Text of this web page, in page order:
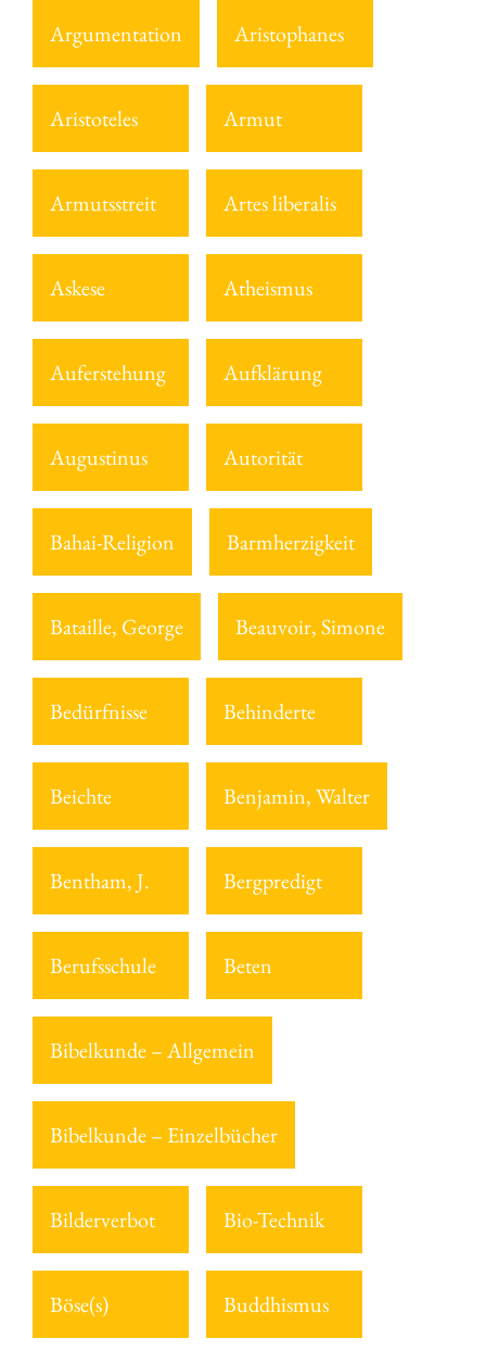
Argumentation Aristophanes
Aristoteles Armut
Armutsstreit Artes liberalis
Askese Atheismus
Auferstehung Aufklärung
Augustinus Autorität
Bahai-Religion Barmherzigkeit
Bataille, George Beauvoir, Simone
Bedürfnisse Behinderte
Beichte Benjamin, Walter
Bentham, J. Bergpredigt
Berufsschule Beten
Bibelkunde – Allgemein
Bibelkunde – Einzelbücher
Bilderverbot Bio-Technik
Böse(s) Buddhismus